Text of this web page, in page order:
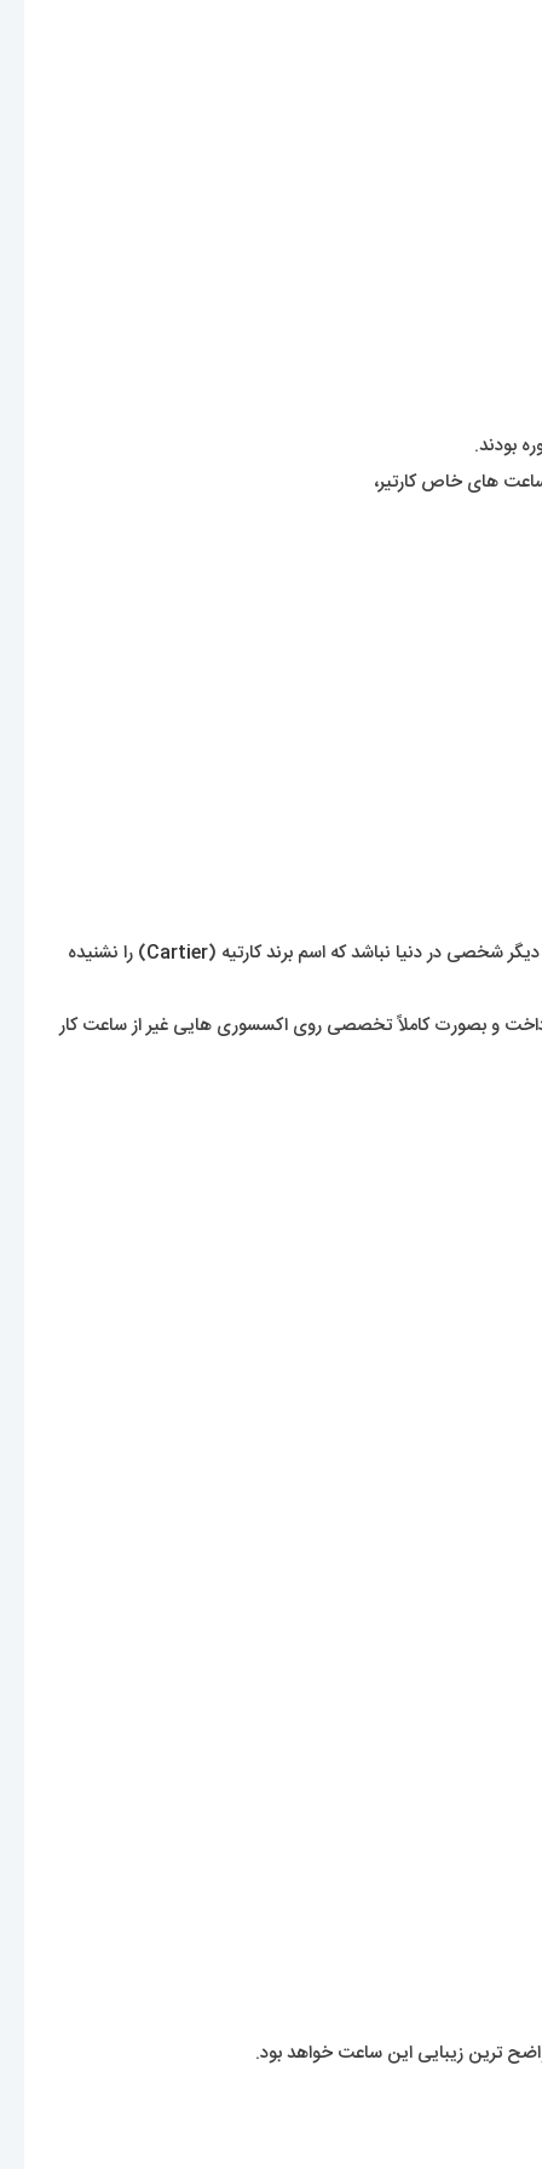
بودند.
ساعت های خاص کارتیر،
شخصی در دنیا نباشد که اسم برند کارتیه (Cartier) را نشنیده
سلطنتی پرداخت و بصورت کاملاً تخصصی روی اکسسوری هایی غیر از ساعت کار
ترین زیبایی این ساعت خواهد بود.